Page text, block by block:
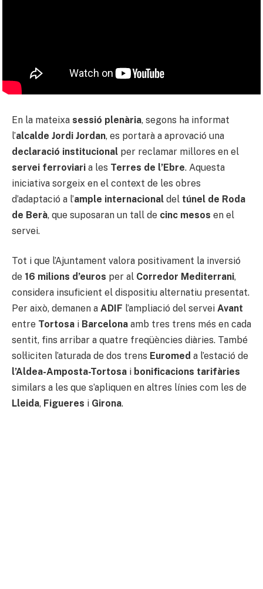
En la mateixa sessió plenària, segons ha informat
l’alcalde Jordi Jordan, es portarà a aprovació una
declaració institucional per reclamar millores en el
servei ferroviari a les Terres de l’Ebre. Aquesta
iniciativa sorgeix en el context de les obres
d’adaptació a l’ample internacional del túnel de Roda
de Berà, que suposaran un tall de cinc mesos en el
servei.
Tot i que l’Ajuntament valora positivament la inversió
de 16 milions d’euros per al Corredor Mediterrani,
considera insuficient el dispositiu alternatiu presentat.
Per això, demanen a ADIF l’ampliació del servei Avant
entre Tortosa i Barcelona amb tres trens més en cada
sentit, fins arribar a quatre freqüències diàries. També
sol·liciten l’aturada de dos trens Euromed a l’estació de
l’Aldea-Amposta-Tortosa i bonificacions tarifàries
similars a les que s’apliquen en altres línies com les de
Lleida, Figueres i Girona.